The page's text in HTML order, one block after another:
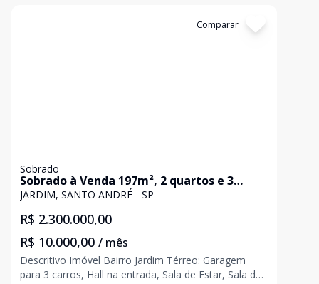
Comparar
Sobrado
Sobrado à Venda 197m², 2 quartos e 3
vagas - Bairro Jardim, Santo André, SP
JARDIM, SANTO ANDRÉ - SP
R$ 2.300.000,00
R$ 10.000,00 / mês
Descritivo Imóvel Bairro Jardim Térreo: Garagem
para 3 carros, Hall na entrada, Sala de Estar, Sala de